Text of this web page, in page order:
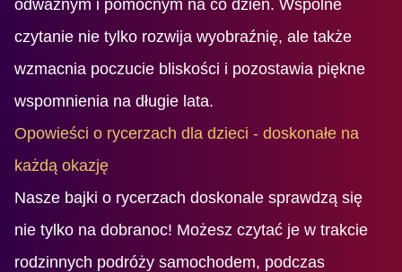
odważnym i pomocnym na co dzień. Wspólne
czytanie nie tylko rozwija wyobraźnię, ale także
wzmacnia poczucie bliskości i pozostawia piękne
wspomnienia na długie lata.
Opowieści o rycerzach dla dzieci - doskonałe na
każdą okazję
Nasze bajki o rycerzach doskonale sprawdzą się
nie tylko na dobranoc! Możesz czytać je w trakcie
rodzinnych podróży samochodem, podczas